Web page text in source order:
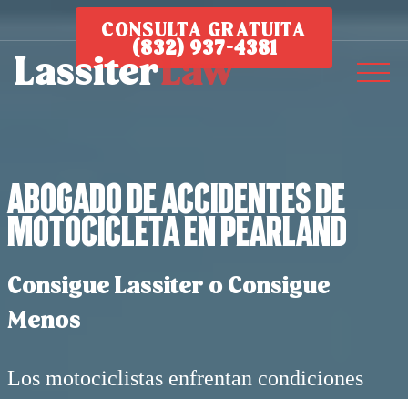
CONSULTA GRATUITA
(832) 937-4381
Abogado de Accidentes de
Motocicleta en Pearland
Consigue Lassiter o Consigue
Menos
Los motociclistas enfrentan condiciones